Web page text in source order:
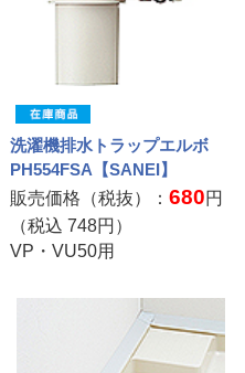
洗濯機排水トラップエルボ
PH554FSA【SANEI】
販売価格（税抜）： 680円
（税込 748円）
VP・VU50用